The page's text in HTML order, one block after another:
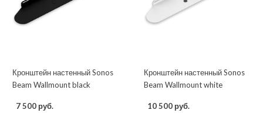
Кронштейн настенный Sonos
Beam Wallmount black
7 500 руб.
Кронштейн настенный Sonos
Beam Wallmount white
10 500 руб.